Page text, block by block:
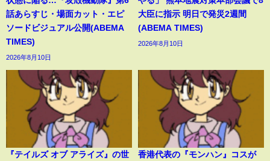
話あらすじ・場面カット・エピ
ソードビジュアル公開(ABEMA
TIMES)
2026年8月10日
大臣に指示 明日で発災2週間
(ABEMA TIMES)
2026年8月10日
『テイルズ オブ アライズ』の世 香港代表の『モンハン』コスが